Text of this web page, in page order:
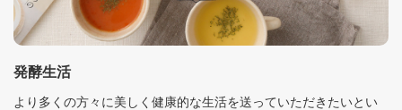
発酵生活
より多くの方々に美しく健康的な生活を送っていただきたいとい